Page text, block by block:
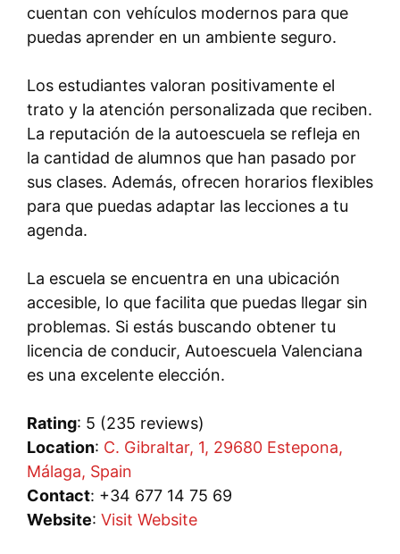
cuentan con vehículos modernos para que
puedas aprender en un ambiente seguro.
Los estudiantes valoran positivamente el
trato y la atención personalizada que reciben.
La reputación de la autoescuela se refleja en
la cantidad de alumnos que han pasado por
sus clases. Además, ofrecen horarios flexibles
para que puedas adaptar las lecciones a tu
agenda.
La escuela se encuentra en una ubicación
accesible, lo que facilita que puedas llegar sin
problemas. Si estás buscando obtener tu
licencia de conducir, Autoescuela Valenciana
es una excelente elección.
Rating: 5 (235 reviews)
Location: C. Gibraltar, 1, 29680 Estepona,
Málaga, Spain
Contact: +34 677 14 75 69
Website: Visit Website